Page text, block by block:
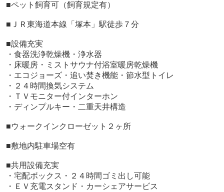
■ペット飼育可（飼育規定有）
■ＪＲ東海道本線「塚本」駅徒歩７分
■設備充実
・食器洗浄乾燥機・浄水器
・床暖房・ミストサウナ付浴室暖房乾燥機
・エコジョーズ・追い焚き機能・節水型トイレ
・２４時間換気システム
・ＴＶモニター付インターホン
・ディンプルキー・二重天井構造
■ウォークインクローゼット２ヶ所
■敷地内駐車場空有
■共用設備充実
・宅配ボックス・２４時間ゴミ出し可能
・ＥＶ充電スタンド・カーシェアサービス